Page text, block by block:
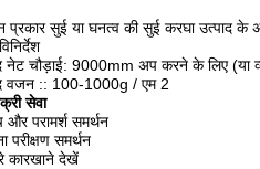
प्रकार सुई या घनत्व की सुई करघा उत्पाद के
नेट चौड़ाई: 9000mm अप करने के लिए (या
वजन :: 100-1000g / एम 2
सेवा
और परामर्श समर्थन
परीक्षण समर्थन
कारखाने देखें